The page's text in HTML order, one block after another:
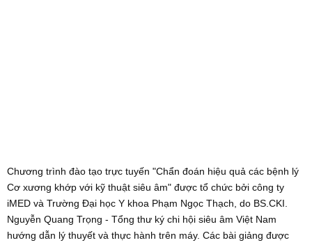
Chương trình đào tạo trực tuyến "Chẩn đoán hiệu quả các bệnh lý
Cơ xương khớp với kỹ thuật siêu âm" được tổ chức bởi công ty
iMED và Trường Đại học Y khoa Phạm Ngọc Thạch, do BS.CKI.
Nguyễn Quang Trọng - Tổng thư ký chi hội siêu âm Việt Nam
hướng dẫn lý thuyết và thực hành trên máy. Các bài giảng được